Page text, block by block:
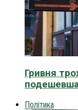
Гривня
Політика